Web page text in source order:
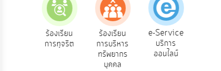
ทรัพยากร
ร้องเรียน
การทุจริต
ร้องเรียน
การบริหาร
ทรัพยากร
บุคคล
e-Service
บริการ
ออนไลน์